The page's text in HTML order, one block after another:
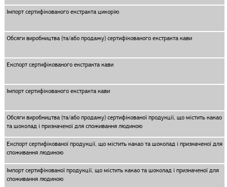
Імпорт сертифікованого екстракта цикорію
Обсяги виробництва (та/або продажу) сертифікованого екстракта кави
Експорт сертифікованого екстракта кави
Імпорт сертифікованого екстракта кави
Обсяги виробництва (та/або продажу) сертифікованої продукції, що містить какао
та шоколад і призначеної для споживання людиною
Експорт сертифікованої продукції, що містить какао та шоколад і призначеної для
споживання людиною
Імпорт сертифікованої продукції, що містить какао та шоколад і призначеної для
споживання людиною